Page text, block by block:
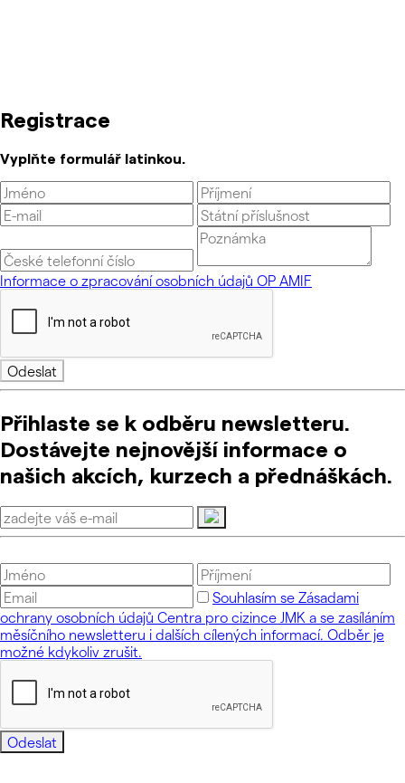
Registrace
Vyplňte formulář latinkou.
Informace o zpracování osobních údajů OP AMIF
Odeslat
Přihlaste se k odběru newsletteru.
Dostávejte nejnovější informace o
našich akcích, kurzech a přednáškách.
Souhlasím se Zásadami
ochrany osobních údajů Centra pro cizince JMK a se zasíláním
měsíčního newsletteru i dalších cílených informací. Odběr je
možné kdykoliv zrušit.
Odeslat